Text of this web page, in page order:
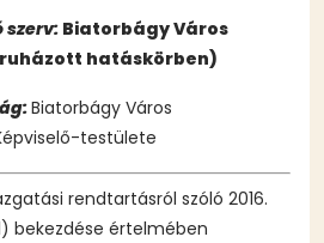
szerv: Biatorbágy Város
hatáskörben)
Biatorbágy Város
testülete
rendtartásról szóló 2016.
bekezdése értelmében